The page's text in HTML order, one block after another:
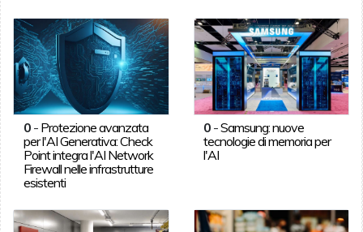
0- Protezione avanzata
per l'AI Generativa: Check
Point integra l'AI Network
Firewall nelle infrastrutture
esistenti
0 -Samsung: nuove
tecnologie di memoria per
l'AI